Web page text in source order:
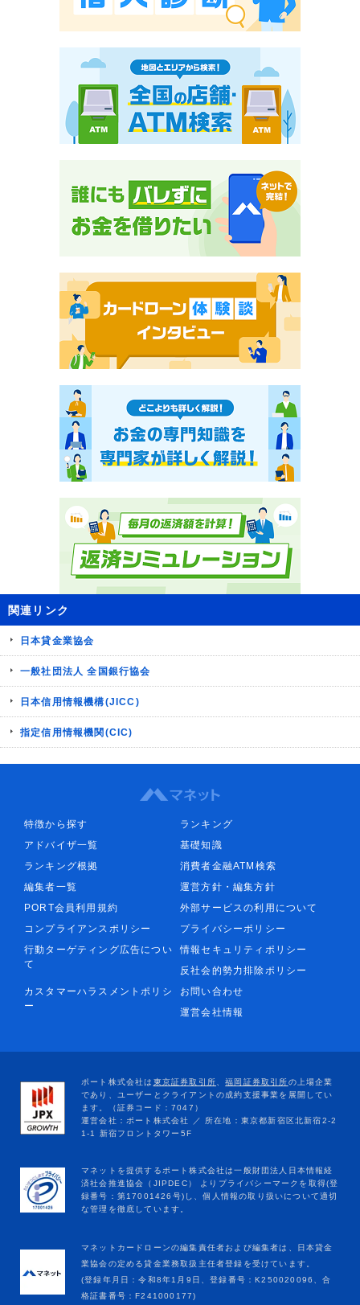
関連リンク
日本貸金業協会
一般社団法人 全国銀行協会
日本信用情報機構(JICC)
指定信用情報機関(CIC)
特徴から探す
ランキング
アドバイザ一覧
基礎知識
ランキング根拠
消費者金融ATM検索
編集者一覧
運営方針・編集方針
PORT会員利用規約
外部サービスの利用について
コンプライアンスポリシー
プライバシーポリシー
行動ターゲティング広告につい
て
情報セキュリティポリシー
反社会的勢力排除ポリシー
カスタマーハラスメントポリシ
ー
お問い合わせ
運営会社情報
マネットカードローンの編集責任者および編集者は、日本貸金
業協会の定める貸金業務取扱主任者登録を受けています。
(登録年月日：令和8年1月9日、登録番号：K250020096、合
格証書番号：F241000177)